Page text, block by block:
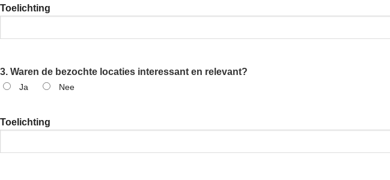
Toelichting
3. Waren de bezochte locaties interessant en relevant?
Ja Nee
Toelichting